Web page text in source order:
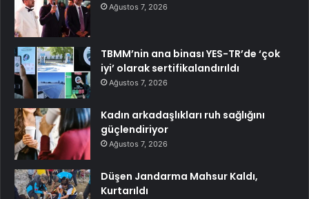
Ağustos 7, 2026
TBMM’nin ana binası YES-TR’de ‘çok
iyi’ olarak sertifikalandırıldı
Ağustos 7, 2026
Kadın arkadaşlıkları ruh sağlığını
güçlendiriyor
Ağustos 7, 2026
Düşen Jandarma Mahsur Kaldı,
Kurtarıldı